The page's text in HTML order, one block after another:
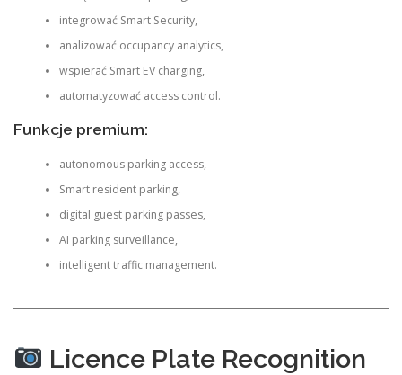
integrować Smart Security,
analizować occupancy analytics,
wspierać Smart EV charging,
automatyzować access control.
Funkcje premium:
autonomous parking access,
Smart resident parking,
digital guest parking passes,
AI parking surveillance,
intelligent traffic management.
Licence Plate Recognition